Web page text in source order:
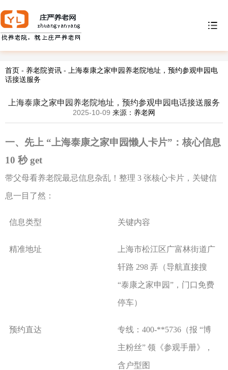
首页 - 养老院资讯 -
上海泰康之家申园养老院地址，预约参观申园电
话接送服务
上海泰康之家申园养老院地址，预约参观申园电话接送服务
2025-10-09 来源： 养老网
一、先上 “ 上海泰康之家申园懒人卡片”：核心信息
10 秒 get
带父母看养老院最忌信息杂乱！整理 3 张核心卡片，关键信
息一目了然：
信息类型 关键内容
精准地址 上海市松江区广富林街道广
轩路 298 弄（导航直接搜
“泰康之家申园” ，门口免费
停车）
预约直达 专线： 400-**5736 （报 “博
主粉丝” 领《参观手册》，
含户型图